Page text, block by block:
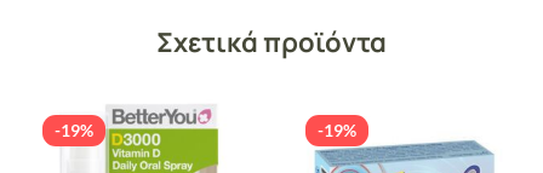
Σχετικά προϊόντα
-19% -19%